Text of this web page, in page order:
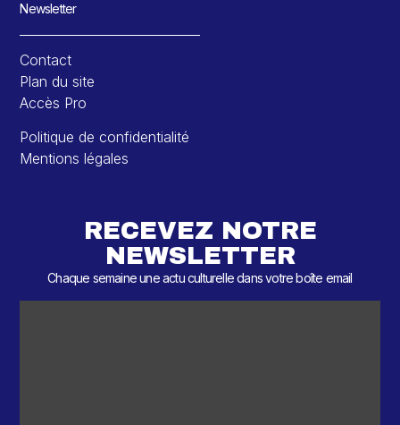
Newsletter
Contact
Plan du site
Accès Pro
Politique de confidentialité
Mentions légales
RECEVEZ NOTRE
NEWSLETTER
Chaque semaine une actu culturelle dans votre boîte email